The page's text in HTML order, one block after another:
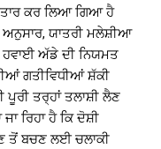
ਕਰ ਲਿਆ ਗਿਆ ਹੈ
ਯਾਤਰੀ ਮਲੇਸ਼ੀਆ
ਅੱਡੇ ਦੀ ਨਿਯਮਤ
ਗਤੀਵਿਧੀਆਂ ਸ਼ੱਕੀ
ਤਰ੍ਹਾਂ ਤਲਾਸ਼ੀ ਲੈਣ
ਰਿਹਾ ਹੈ ਕਿ ਦੋਸ਼ੀ
ਤੋਂ ਬਚਣ ਲਈ ਚਲਾਕੀ